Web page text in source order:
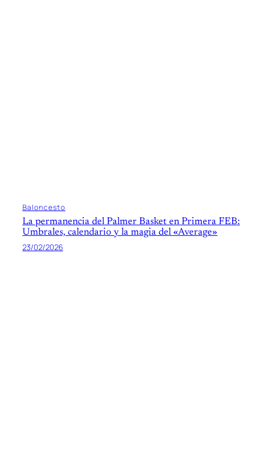
Baloncesto
La permanencia del Palmer Basket en Primera FEB:
Umbrales, calendario y la magia del «Average»
23/02/2026